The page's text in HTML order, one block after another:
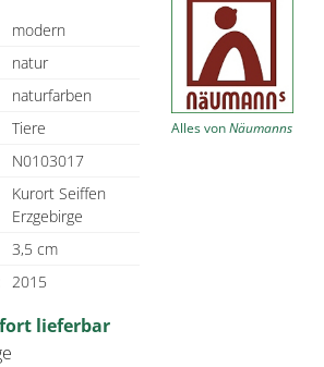
modern
natur
naturfarben
Tiere
N0103017
Kurort Seiffen
Erzgebirge
3,5 cm
2015
Alles vonNäumanns
lieferbar